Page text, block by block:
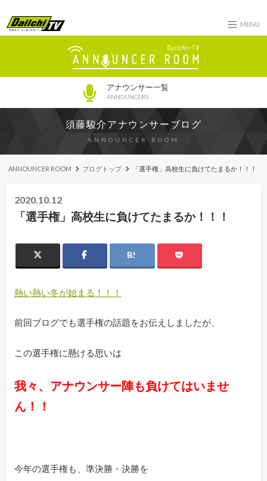
MENU
アナウンサー一覧
ANNOUNCERS
須藤駿介アナウンサーブログ
ANNOUNCER ROOM
ANNOUNCER ROOM ブログトップ 「選手権」高校生に負けてたまるか！！！
2020.10.12
「選手権」高校生に負けてたまるか！！！
熱い熱い冬が始まる！！！
前回ブログでも選手権の話題をお伝えしましたが、
この選手権に懸ける思いは
我々、アナウンサー陣も負けてはいませ
ん！！
今年の選手権も、準決勝・決勝を